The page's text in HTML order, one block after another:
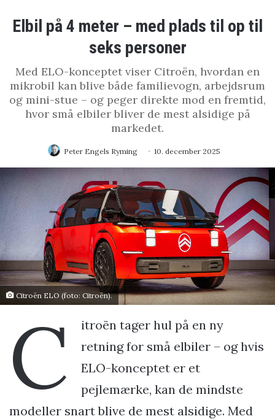
Elbil på 4 meter – med plads til op til
seks personer
Med ELO-konceptet viser Citroën, hvordan en
mikrobil kan blive både familievogn, arbejdsrum
og mini-stue – og peger direkte mod en fremtid,
hvor små elbiler bliver de mest alsidige på
markedet.
Peter Engels Ryming 10. december 2025
Citroën ELO (foto: Citroën).
C
itroën tager hul på en ny
retning for små elbiler – og hvis
ELO-konceptet er et
pejlemærke, kan de mindste
modeller snart blive de mest alsidige. Med